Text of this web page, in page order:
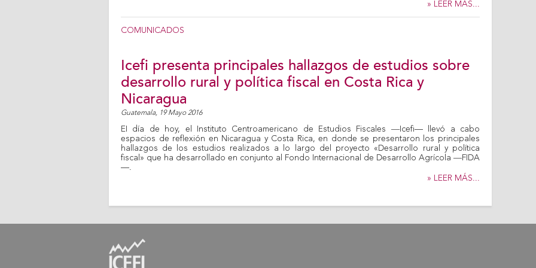
» LEER MÁS...
COMUNICADOS
Icefi presenta principales hallazgos de estudios sobre
desarrollo rural y política fiscal en Costa Rica y
Nicaragua
Guatemala, 19 Mayo 2016
EI día de hoy, el Instituto Centroamericano de Estudios Fiscales ―Icefi— llevó a cabo
espacios de reflexión en Nicaragua y Costa Rica, en donde se presentaron los principales
hallazgos de los estudios realizados a lo largo del proyecto «Desarrollo rural y política
fiscal» que ha desarrollado en conjunto al Fondo Internacional de Desarrollo Agrícola ―FIDA
—.
» LEER MÁS...